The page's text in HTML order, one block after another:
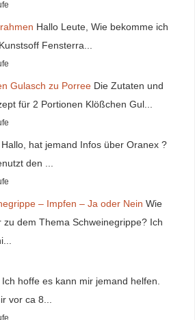
Hallo Leute, Wie bekomme ich
Fensterra...
Gulasch zu Porree Die Zutaten und
für 2 Portionen Klößchen Gul...
Hallo, hat jemand Infos über Oranex ?
den ...
– Impfen – Ja oder Nein Wie
zu dem Thema Schweinegrippe? Ich
Ich hoffe es kann mir jemand helfen.
vor ca 8...